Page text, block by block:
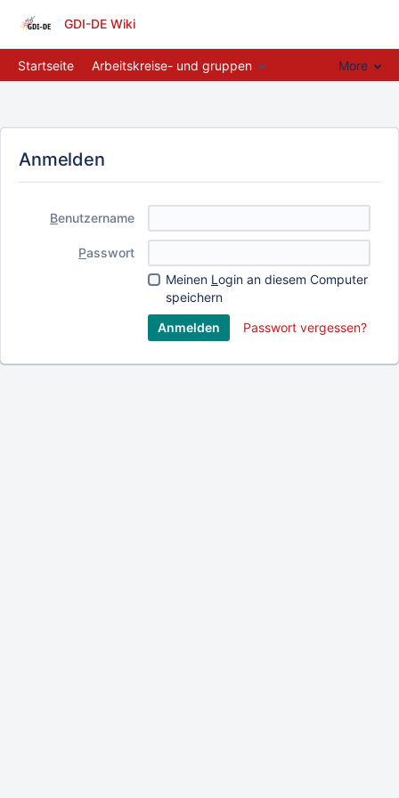
GDI-DE Wiki
Startseite Arbeitskreise- und gruppen More
Anmelden
Benutzername
Passwort
Meinen L ogin an diesem Computer
speichern
Passwort vergessen?